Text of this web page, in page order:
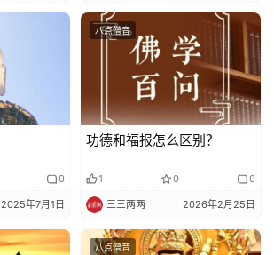
0
2025年7月1日
八点僧音
功德和福报怎么区别？
1 0 0
三三两两 2026年2月25日
八点僧音